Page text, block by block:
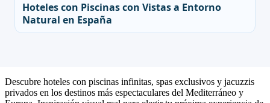
Hoteles con Piscinas con Vistas a Entorno
Natural en España
Descubre hoteles con piscinas infinitas, spas exclusivos y jacuzzis
privados en los destinos más espectaculares del Mediterráneo y